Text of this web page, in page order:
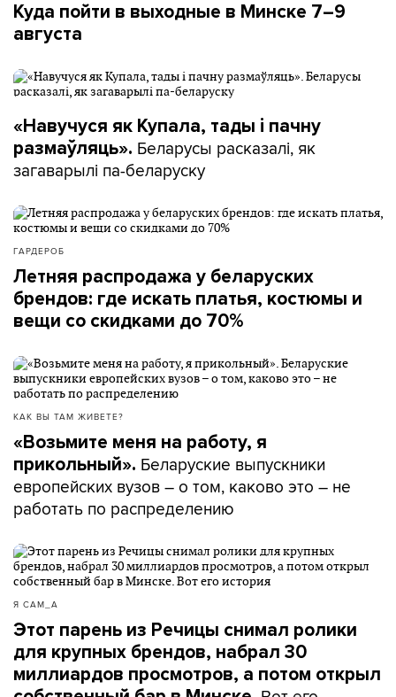
Куда пойти в выходные в Минске 7–9
августа
«Навучуся як Купала, тады і пачну
размаўляць». Беларусы расказалі, як
загаварылі па-беларуску
ГАРДЕРОБ
Летняя распродажа у беларуских
брендов: где искать платья, костюмы и
вещи со скидками до 70%
КАК ВЫ ТАМ ЖИВЕТЕ?
«Возьмите меня на работу, я
прикольный». Беларуские выпускники
европейских вузов – о том, каково это – не
работать по распределению
Я САМ_А
Этот парень из Речицы снимал ролики
для крупных брендов, набрал 30
миллиардов просмотров, а потом открыл